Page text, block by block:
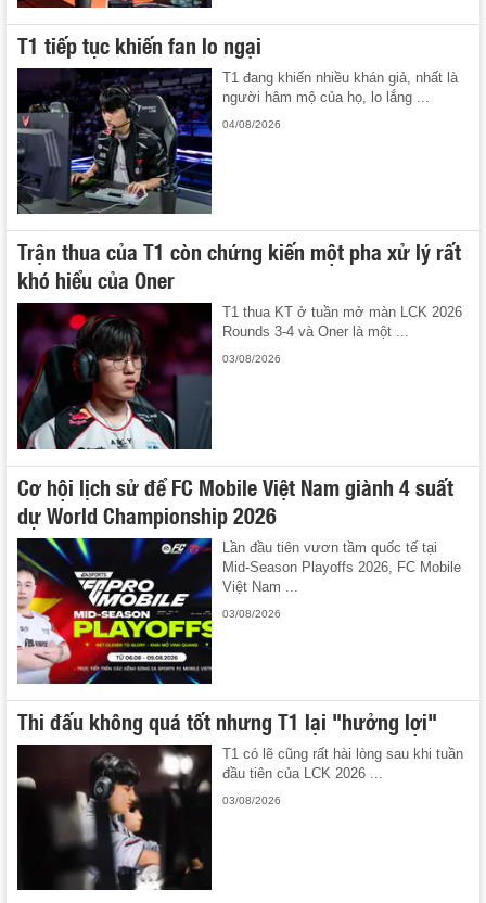
T1 tiếp tục khiến fan lo ngại
T1 đang khiến nhiều khán giả, nhất là
người hâm mộ của họ, lo lắng ...
04/08/2026
Trận thua của T1 còn chứng kiến một pha xử lý rất
khó hiểu của Oner
T1 thua KT ở tuần mở màn LCK 2026
Rounds 3-4 và Oner là một ...
03/08/2026
Cơ hội lịch sử để FC Mobile Việt Nam giành 4 suất
dự World Championship 2026
Lần đầu tiên vươn tầm quốc tế tại
Mid-Season Playoffs 2026, FC Mobile
Việt Nam ...
03/08/2026
Thi đấu không quá tốt nhưng T1 lại "hưởng lợi"
T1 có lẽ cũng rất hài lòng sau khi tuần
đầu tiên của LCK 2026 ...
03/08/2026